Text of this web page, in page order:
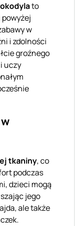
to
w
i zdolności
groźnego
uczy
tkaniny, co
podczas
dzieci mogą
jego
ale także